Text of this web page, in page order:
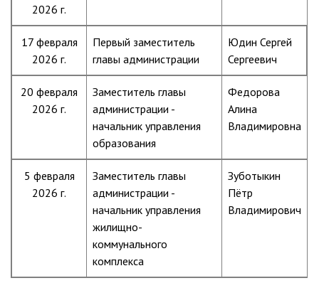
Старые фотографии города
Старый и новый Партизанск
Сучанские каменноугольные копи
Книга «Партизанску 125 лет. Город в
лицах и судьбах.»
Книга «О геологах – с пристрастием»
Книга "Партизанск. Энергия времени."
Глава МОГП
Отчёты главы
Первый заместитель
Заместители главы администрации
2026 г.
17 февраля
2026 г.
Первый заместитель
главы администрации
Юдин Сергей
Сергеевич
20 февраля
2026 г.
Заместитель главы
администрации -
начальник управления
образования
Федорова
Алина
Владимировна
5 февраля
2026 г.
Заместитель главы
администрации -
начальник управления
жилищно-
коммунального
комплекса
Зуботыкин
Пётр
Владимирович